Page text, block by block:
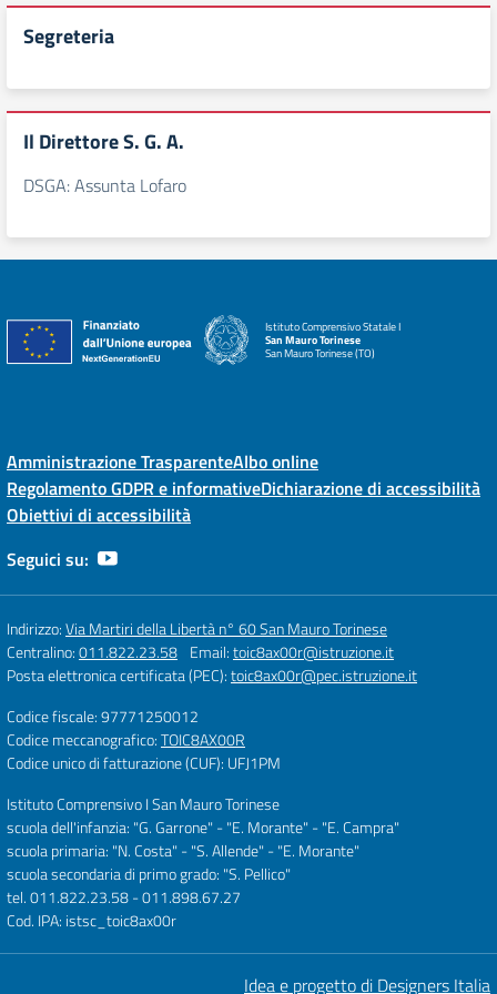
Segreteria
Il Direttore S. G. A.
DSGA: Assunta Lofaro
Istituto Comprensivo Statale I
San Mauro Torinese
San Mauro Torinese (TO)
Amministrazione TrasparenteAlbo online
Regolamento GDPR e informativeDichiarazione di accessibilità
Obiettivi di accessibilità
Seguici su:
Indirizzo:Via Martiri della Libertà n° 60 San Mauro Torinese
Centralino:011.822.23.58 Email:toic8ax00r@istruzione.it
Posta elettronica certificata (PEC):toic8ax00r@pec.istruzione.it
Codice fiscale: 97771250012
Codice meccanografico:TOIC8AX00R
Codice unico di fatturazione (CUF): UFJ1PM
Istituto Comprensivo I San Mauro Torinese
scuola dell'infanzia: "G. Garrone" - "E. Morante" - "E. Campra"
scuola primaria: "N. Costa" - "S. Allende" - "E. Morante"
scuola secondaria di primo grado: "S. Pellico"
tel. 011.822.23.58 - 011.898.67.27
Cod. IPA: istsc_toic8ax00r
Idea e progetto di Designers Italia